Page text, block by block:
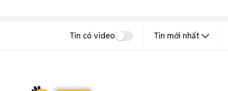
Tin có video Tin mới nhất